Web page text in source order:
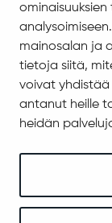
mainosalan ja
tietoja siitä,
voivat
antanut heille
heidän